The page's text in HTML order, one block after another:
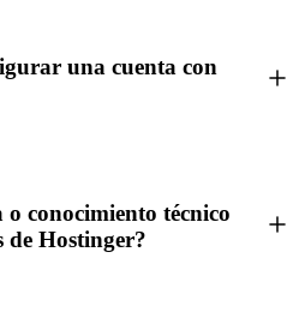
una cuenta con
o conocimiento técnico
de Hostinger?